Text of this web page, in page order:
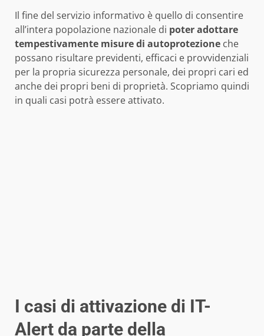
Il fine del servizio informativo è quello di consentire
all’intera popolazione nazionale di poter adottare
tempestivamente misure di autoprotezione che
possano risultare previdenti, efficaci e provvidenziali
per la propria sicurezza personale, dei propri cari ed
anche dei propri beni di proprietà. Scopriamo quindi
in quali casi potrà essere attivato.
I casi di attivazione di IT-
Alert da parte della